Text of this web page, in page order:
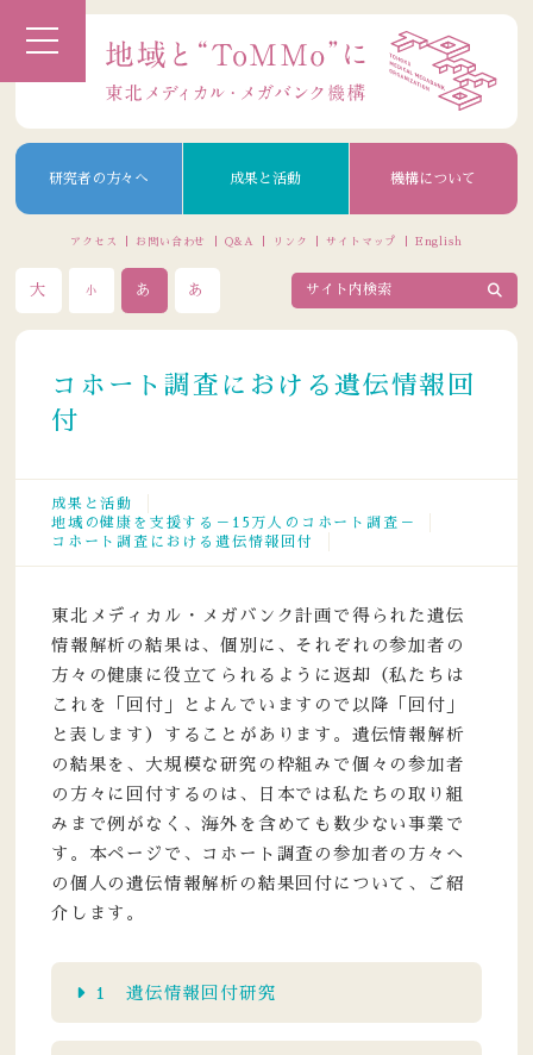
研究者の方々へ 成果と活動 機構について
アクセス お問い合わせ Q&A リンク サイトマップ English
大 小 あ あ
コホート調査における遺伝情報回
付
成果と活動
地域の健康を支援する－15万人のコホート調査－
コホート調査における遺伝情報回付
東北メディカル・メガバンク計画で得られた遺伝
情報解析の結果は、個別に、それぞれの参加者の
方々の健康に役立てられるように返却（私たちは
これを「回付」とよんでいますので以降「回付」
と表します）することがあります。遺伝情報解析
の結果を、大規模な研究の枠組みで個々の参加者
の方々に回付するのは、日本では私たちの取り組
みまで例がなく、海外を含めても数少ない事業で
す。本ページで、コホート調査の参加者の方々へ
の個人の遺伝情報解析の結果回付について、ご紹
介します。
1 遺伝情報回付研究